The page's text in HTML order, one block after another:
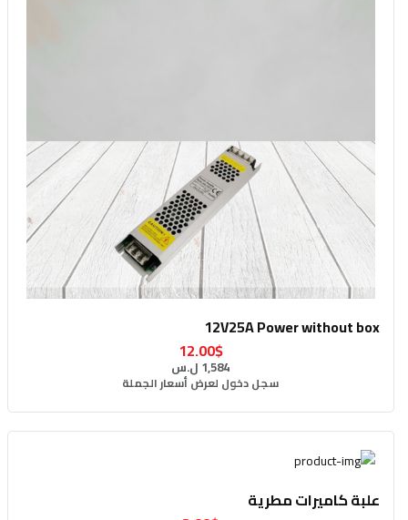
12V25A Power without box
12.00$
1,584 ل.س
سجل دخول لعرض أسعار الجملة
علبة كاميرات مطرية